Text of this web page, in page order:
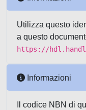
Utilizza questo
a questo
https://
Informazioni
Il codice NBN di